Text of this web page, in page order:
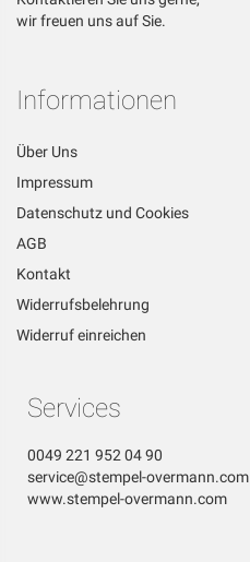
wir freuen uns auf Sie.
Informationen
Über Uns
Impressum
Datenschutz und Cookies
AGB
Kontakt
Widerrufsbelehrung
Widerruf einreichen
Services
0049 221 952 04 90
service@stempel-overmann.com
www.stempel-overmann.com